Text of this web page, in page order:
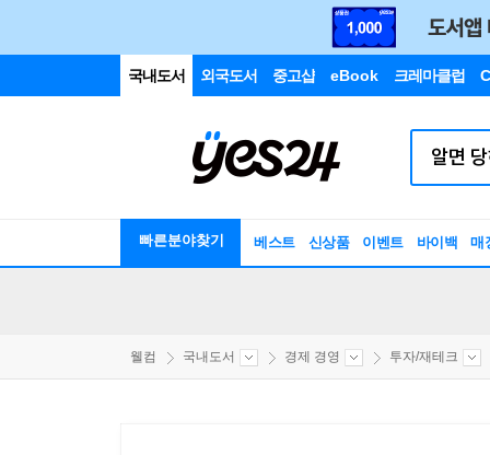
국내도서 외국도서 중고샵 eBook 크레마클럽
빠른분야찾기 베스트 신상품 이벤트 바이백 매
웰컴 국내도서 경제 경영 투자/재테크